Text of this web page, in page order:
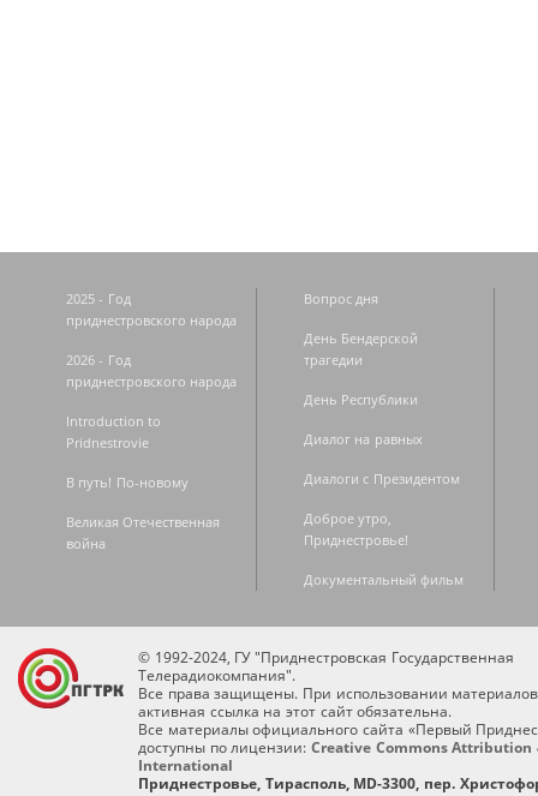
2025 - Год
приднестровского народа
2026 - Год
приднестровского народа
Introduction to
Pridnestrovie
В путь! По-новому
Великая Отечественная
война
Вопрос дня
День Бендерской
трагедии
День Республики
Диалог на равных
Диалоги с Президентом
Доброе утро,
Приднестровье!
Документальный фильм
© 1992-2024, ГУ "Приднестровская Государственная
Телерадиокомпания".
Все права защищены. При использовании
активная ссылка на этот сайт обязательна.
Все материалы официального сайта «Первый
доступны по лицензии: Creative Commons Attribution
International
Приднестровье, Тирасполь, MD-3300, пер.